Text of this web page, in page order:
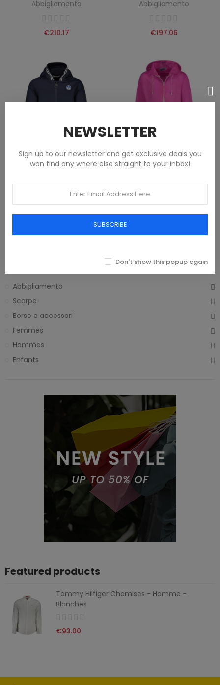
Abbigliamento
€210.17
Abbigliamento
€197.06
Abbigliamento
Abbigliamento
Abbigliamento
Scarpe
Borse e accessori
Femmes
Hommes
Enfants
Featured products
Tommy Hilfiger Chemises - Homme -
Blanches
€93.00
NEWSLETTER
Sign up to our newsletter and get exclusive deals you
won find any where else straight to your inbox!
SUBSCRIBE
Don't show this popup again